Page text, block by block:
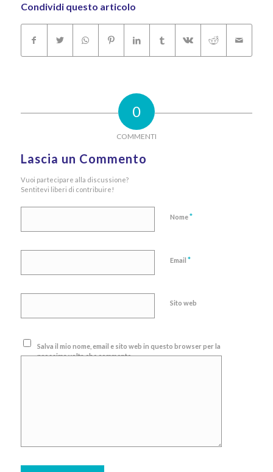
Condividi questo articolo
0
COMMENTI
Lascia un Commento
Vuoi partecipare alla discussione?
Sentitevi liberi di contribuire!
Nome*
Email *
Sito web
Salva il mio nome, email e sito web in questo browser per la
prossima volta che commento.